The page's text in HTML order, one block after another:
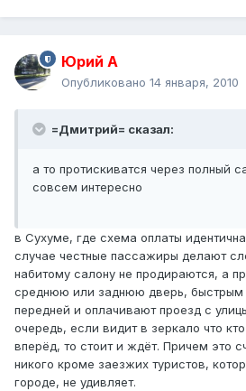
Юрий А
Опубликовано 14 января, 2010
=Дмитрий= сказал:
а то протискиватся через полный
совсем интересно
в Сухуме, где схема оплаты
случае честные пассажиры делают
набитому салону не продираются, а
среднюю или заднюю дверь, быстрым
передней и оплачивают проезд с
очередь, если видит в зеркало что
вперёд, то стоит и ждёт. Причем это
никого кроме заезжих туристов,
городе, не удивляет.